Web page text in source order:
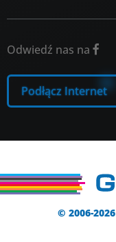
Odwiedź nas na 
Podłącz Internet
© 2006-2026